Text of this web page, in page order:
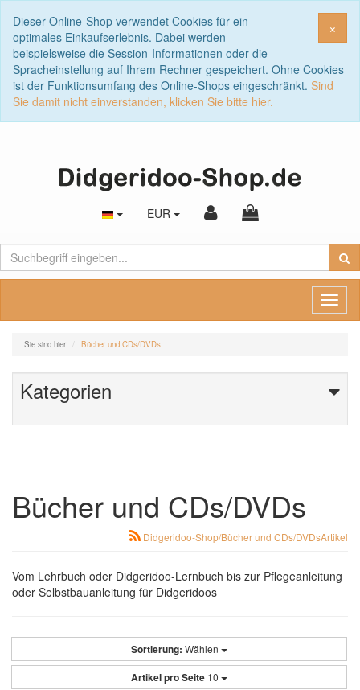
×
Dieser Online-Shop verwendet Cookies für ein
optimales Einkaufserlebnis. Dabei werden
beispielsweise die Session-Informationen oder die
Spracheinstellung auf Ihrem Rechner gespeichert. Ohne Cookies
ist der Funktionsumfang des Online-Shops eingeschränkt. Sind
Sie damit nicht einverstanden, klicken Sie bitte hier.
EUR
Sie sind hier: Bücher und CDs/DVDs
Kategorien
Bücher und CDs/DVDs
Didgeridoo-Shop/Bücher und CDs/DVDsArtikel
Vom Lehrbuch oder Didgeridoo-Lernbuch bis zur Pflegeanleitung
oder Selbstbauanleitung für Didgeridoos
Sortierung: Wählen
Artikel pro Seite 10